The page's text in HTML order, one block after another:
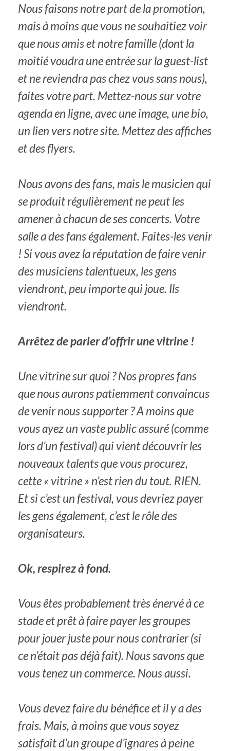
Nous faisons notre part de la promotion,
mais à moins que vous ne souhaitiez voir
que nous amis et notre famille (dont la
moitié voudra une entrée sur la guest-list
et ne reviendra pas chez vous sans nous),
faites votre part. Mettez-nous sur votre
agenda en ligne, avec une image, une bio,
un lien vers notre site. Mettez des affiches
et des flyers.
Nous avons des fans, mais le musicien qui
se produit régulièrement ne peut les
amener à chacun de ses concerts. Votre
salle a des fans également. Faites-les venir
! Si vous avez la réputation de faire venir
des musiciens talentueux, les gens
viendront, peu importe qui joue. Ils
viendront.
Arrêtez de parler d’offrir une vitrine !
Une vitrine sur quoi ? Nos propres fans
que nous aurons patiemment convaincus
de venir nous supporter ? A moins que
vous ayez un vaste public assuré (comme
lors d’un festival) qui vient découvrir les
nouveaux talents que vous procurez,
cette « vitrine » n’est rien du tout. RIEN.
Et si c’est un festival, vous devriez payer
les gens également, c’est le rôle des
organisateurs.
Ok, respirez à fond.
Vous êtes probablement très énervé à ce
stade et prêt à faire payer les groupes
pour jouer juste pour nous contrarier (si
ce n’était pas déjà fait). Nous savons que
vous tenez un commerce. Nous aussi.
Vous devez faire du bénéfice et il y a des
frais. Mais, à moins que vous soyez
satisfait d’un groupe d’ignares à peine